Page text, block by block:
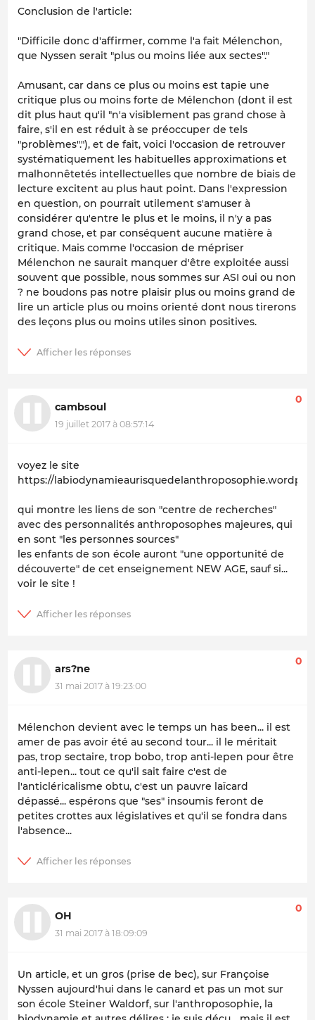
Conclusion de l'article:
"Difficile donc d'affirmer, comme l'a fait Mélenchon,
que Nyssen serait "plus ou moins liée aux sectes"."
Amusant, car dans ce plus ou moins est tapie une
critique plus ou moins forte de Mélenchon (dont il est
dit plus haut qu'il "n'a visiblement pas grand chose à
faire, s'il en est réduit à se préoccuper de tels
"problèmes"."), et de fait, voici l'occasion de retrouver
systématiquement les habituelles approximations et
malhonnêtetés intellectuelles que nombre de biais de
lecture excitent au plus haut point. Dans l'expression
en question, on pourrait utilement s'amuser à
considérer qu'entre le plus et le moins, il n'y a pas
grand chose, et par conséquent aucune matière à
critique. Mais comme l'occasion de mépriser
Mélenchon ne saurait manquer d'être exploitée aussi
souvent que possible, nous sommes sur ASI oui ou non
? ne boudons pas notre plaisir plus ou moins grand de
lire un article plus ou moins orienté dont nous tirerons
des leçons plus ou moins utiles sinon positives.
cambsoul
19 juillet 2017 à 08:57:14
0
voyez le site
https://
qui montre les liens de son "centre de recherches"
avec des personnalités anthroposophes majeures, qui
en sont "les personnes sources"
les enfants de son école auront "une opportunité de
découverte" de cet enseignement NEW AGE, sauf si...
voir le site !
ars?ne
31 mai 2017 à 19:23:00
0
Mélenchon devient avec le temps un has been... il est
amer de pas avoir été au second tour... il le méritait
pas, trop sectaire, trop bobo, trop anti-lepen pour être
anti-lepen... tout ce qu'il sait faire c'est de
l'anticléricalisme obtu, c'est un pauvre laïcard
dépassé... espérons que "ses" insoumis feront de
petites crottes aux législatives et qu'il se fondra dans
l'absence...
OH
31 mai 2017 à 18:09:09
0
Un article, et un gros (prise de bec), sur Françoise
Nyssen aujourd'hui dans le canard et pas un mot sur
son école Steiner Waldorf, sur l'anthroposophie, la